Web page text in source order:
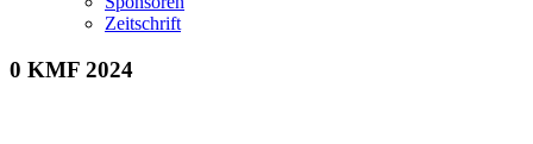
Zeitschrift
0 KMF 2024